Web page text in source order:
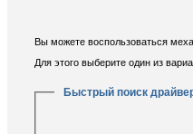
Вы можете воспользоваться
Для этого выберите один из
Быстрый поиск